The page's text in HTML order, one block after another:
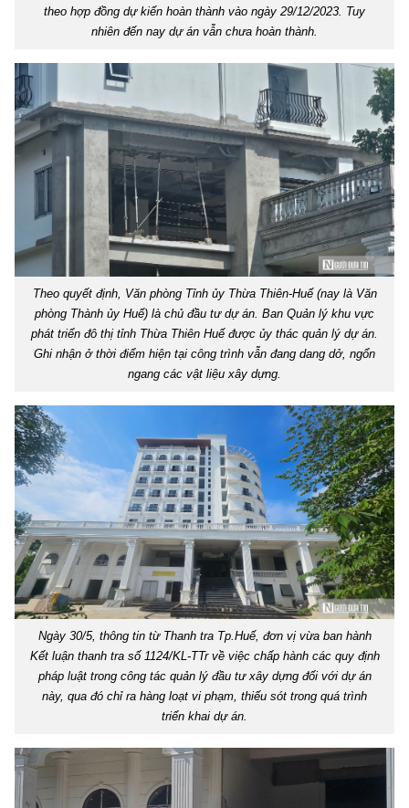
theo hợp đồng dự kiến hoàn thành vào ngày 29/12/2023. Tuy
nhiên đến nay dự án vẫn chưa hoàn thành.
Theo quyết định, Văn phòng Tỉnh ủy Thừa Thiên-Huế (nay là Văn
phòng Thành ủy Huế) là chủ đầu tư dự án. Ban Quản lý khu vực
phát triển đô thị tỉnh Thừa Thiên Huế được ủy thác quản lý dự án.
Ghi nhận ở thời điểm hiện tại công trình vẫn đang dang dở, ngổn
ngang các vật liệu xây dựng.
Ngày 30/5, thông tin từ Thanh tra Tp.Huế, đơn vị vừa ban hành
Kết luận thanh tra số 1124/KL-TTr về việc chấp hành các quy định
pháp luật trong công tác quản lý đầu tư xây dựng đối với dự án
này, qua đó chỉ ra hàng loạt vi phạm, thiếu sót trong quá trình
triển khai dự án.